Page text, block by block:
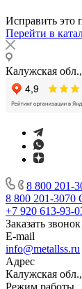
Исправить это
Перейти в
Калужская
8 800 201-
8 800 201-3070
+7 920 613-93-
Заказать звонок
E-mail
info@metallss.ru
Адрес
Калужская
Режим работы